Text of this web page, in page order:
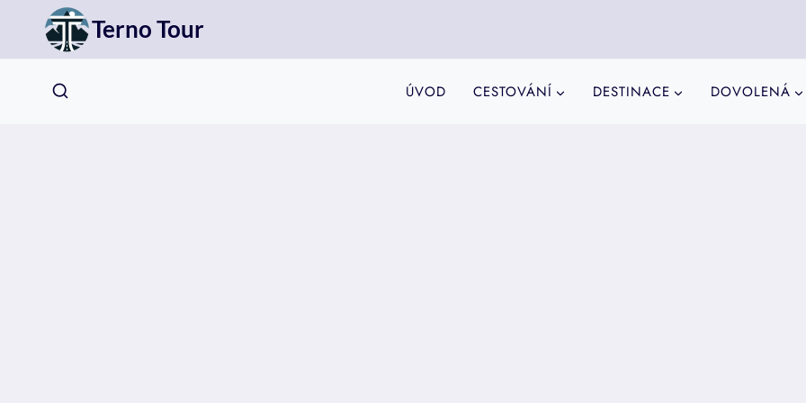
Přeskočit
obsah
Terno Tour
ÚVOD CESTOVÁNÍ DESTINACE DOVOLENÁ